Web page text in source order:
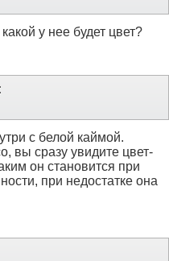
у нее будет цвет?
с белой каймой.
вы сразу увидите цвет-
он становится при
при недостатке она